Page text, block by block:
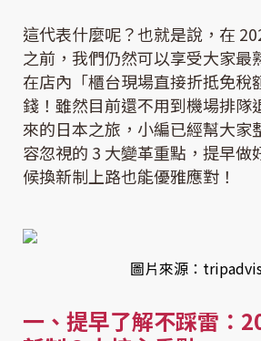
這代表什麼呢？也就是說，在
之前，我們仍然可以享受大家
在店內「櫃台現場直接折抵免稅
錢！雖然目前還不用到機場排隊
來的日本之旅，小編已經幫大家
容忽視的 3 大變革重點，提早做
候換新制上路也能優雅應對！
圖片來源：
一、提早了解不踩雷：